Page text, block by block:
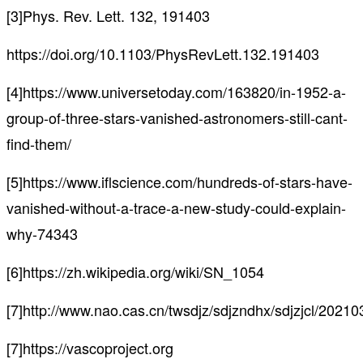
[3]Phys. Rev. Lett. 132, 191403
https://doi.org/10.1103/PhysRevLett.132.191403
[4]https://www.universetoday.com/163820/in-1952-a-
group-of-three-stars-vanished-astronomers-still-cant-
find-them/
[5]https://www.iflscience.com/hundreds-of-stars-have-
vanished-without-a-trace-a-new-study-could-explain-
why-74343
[6]https://zh.wikipedia.org/wiki/SN_1054
[7]http://www.nao.cas.cn/twsdjz/sdjzndhx/sdjzjcl/
[7]https://vascoproject.org